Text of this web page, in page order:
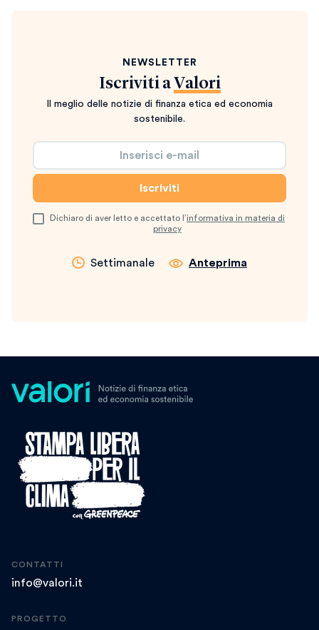
NEWSLETTER
Iscriviti a Valori
Il meglio delle notizie di finanza etica ed economia
sostenibile.
Dichiaro di aver letto e accettato l’informativa in materia di
privacy
Settimanale Anteprima
CONTATTI
info@valori.it
PROGETTO